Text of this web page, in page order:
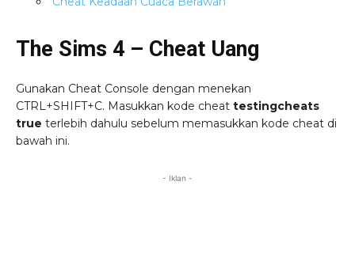
The Sims 4 – Cheat Uang
Gunakan Cheat Console dengan menekan
CTRL+SHIFT+C. Masukkan kode cheat testingcheats
true terlebih dahulu sebelum memasukkan kode cheat di
bawah ini.
- Iklan -